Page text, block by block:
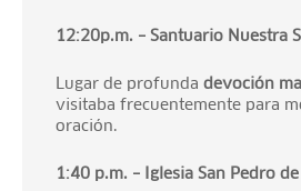
12:20p.m. – Santuario Nuestra
Lugar de profunda devoción
visitaba frecuentemente para
oración.
1:40 p.m. – Iglesia San Pedro